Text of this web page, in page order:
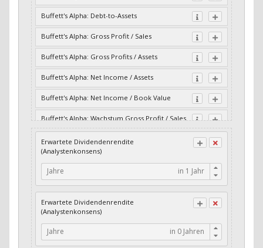
Buffett's Alpha: Debt-to-Assets
Buffett's Alpha: Gross Profit / Sales
Buffett's Alpha: Gross Profits / Assets
Buffett's Alpha: Net Income / Assets
Buffett's Alpha: Net Income / Book Value
Buffett's Alpha: Wachstum Gross Profit / Sales
Buffett's Alpha: Wachstum Residual Cash Flow
/ Assets
Buffett's Alpha: Wachstum Residual Gross
Profits / Assets
Income / Assets
Buffett's Alpha: Wachstum Residual Net
Income / Book Value
Erwartete Dividendenrendite
(Analystenkonsens)
Jahre
Erwartete Dividendenrendite
(Analystenkonsens)
Jahre